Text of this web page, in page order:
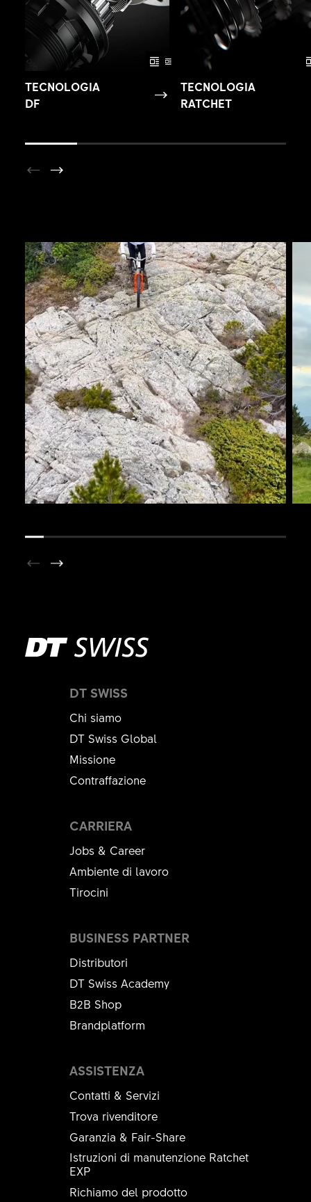
TECNOLOGIA
DF
TECNOLOGIA
RATCHET
DT SWISS
Chi siamo
DT Swiss Global
Missione
Contraffazione
CARRIERA
Jobs & Career
Ambiente di lavoro
Tirocini
ASSISTENZA
Contatti & Servizi
Trova rivenditore
Garanzia & Fair-Share
Istruzioni di manutenzione Ratchet
EXP
Richiamo del prodotto
BUSINESS PARTNER
Distributori
DT Swiss Academy
B2B Shop
Brandplatform